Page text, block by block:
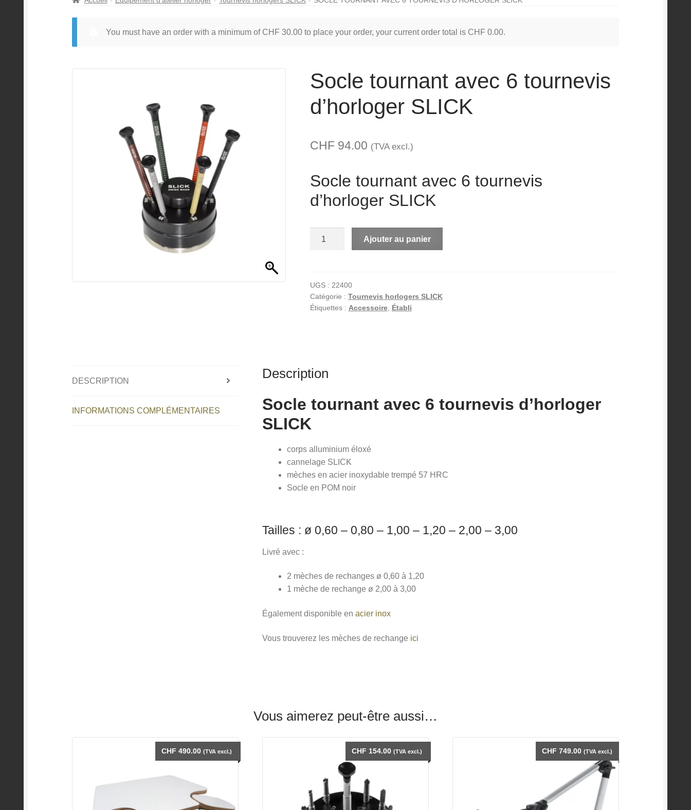
You must have an order with a minimum of CHF 30.00to place your order, your current order total is CHF 0.00.
Socle tournant avec 6 tournevis
d’horloger SLICK
CHF 94.00 (TVA excl.)
Socle tournant avec 6 tournevis
d’horloger SLICK
avec
6
tournevis
Ajouter au panier
n
UGS : 22400
Catégorie : Tournevis horlogers SLICK
Étiquettes : Accessoire, Établi
DESCRIPTION
INFORMATIONS COMPLÉMENTAIRES
Description
Socle tournant avec 6 tournevis d’horloger
SLICK
corps alluminium éloxé
cannelage SLICK
mèches en acier inoxydable trempé 57 HRC
Socle en POM noir
Tailles : ø 0,60 – 0,80 – 1,00 – 1,20 – 2,00 – 3,00
Livré avec :
2 mèches de rechanges ø 0,60 à 1,20
1 mèche de rechange ø 2,00 à 3,00
Également disponible enacier inox
Vous trouverez les mèches de rechange ici
Vous aimerez peut-être aussi…
CHF 490.00 (TVA excl.) CHF 154.00 (TVA excl.) CHF 749.00 (TVA excl.)